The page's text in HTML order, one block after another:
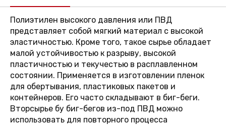
Полиэтилен высокого давления или ПВД
представляет собой мягкий материал с высокой
эластичностью. Кроме того, такое сырье обладает
малой устойчивостью к разрыву, высокой
пластичностью и текучестью в расплавленном
состоянии. Применяется в изготовлении пленок
для обертывания, пластиковых пакетов и
контейнеров. Его часто складывают в биг-беги.
Вторсырье бу биг-бегов из-под ПВД можно
использовать для повторного процесса